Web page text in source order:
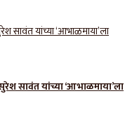
सावंत यांच्या ‘आभाळमाया’ला